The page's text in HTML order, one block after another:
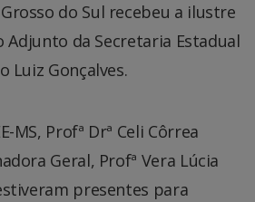
do Sul recebeu a ilustre
Adjunto da Secretaria Estadual
Luiz Gonçalves.
MS, Profª Drª Celi Côrrea
Geral, Profª Vera Lúcia
presentes para